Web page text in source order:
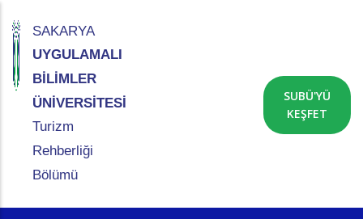
içeriğe
atla
SAKARYA
UYGULAMALI
BİLİMLER
ÜNİVERSİTESİ
Turizm
Rehberliği
Bölümü
SUBÜ'YÜ
KEŞFET